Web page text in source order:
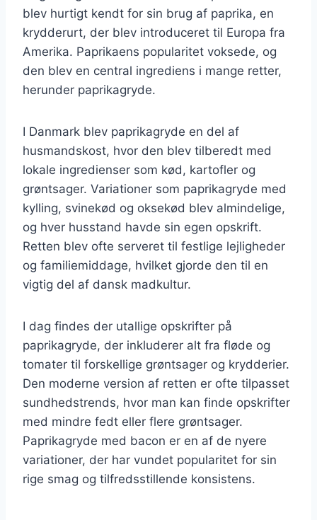
blev hurtigt kendt for sin brug af paprika, en
krydderurt, der blev introduceret til Europa fra
Amerika. Paprikaens popularitet voksede, og
den blev en central ingrediens i mange retter,
herunder paprikagryde.
I Danmark blev paprikagryde en del af
husmandskost, hvor den blev tilberedt med
lokale ingredienser som kød, kartofler og
grøntsager. Variationer som paprikagryde med
kylling, svinekød og oksekød blev almindelige,
og hver husstand havde sin egen opskrift.
Retten blev ofte serveret til festlige lejligheder
og familiemiddage, hvilket gjorde den til en
vigtig del af dansk madkultur.
I dag findes der utallige opskrifter på
paprikagryde, der inkluderer alt fra fløde og
tomater til forskellige grøntsager og krydderier.
Den moderne version af retten er ofte tilpasset
sundhedstrends, hvor man kan finde opskrifter
med mindre fedt eller flere grøntsager.
Paprikagryde med bacon er en af de nyere
variationer, der har vundet popularitet for sin
rige smag og tilfredsstillende konsistens.